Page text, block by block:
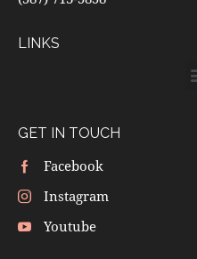
LINKS
GET IN TOUCH
Facebook
Instagram
Youtube